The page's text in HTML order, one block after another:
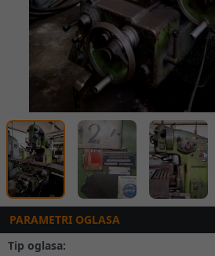
PARAMETRI OGLASA
Tip oglasa: